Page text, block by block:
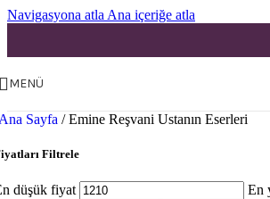
Navigasyona atla Ana içeriğe atla
MENÜ
Sayfa / Emine Reşvani Ustanın Eserleri
Filtrele
düşük fiyat En